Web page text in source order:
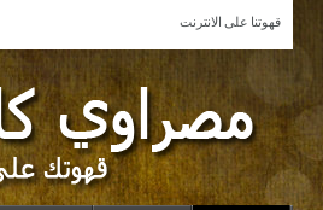
قهوتنا على الانترنت